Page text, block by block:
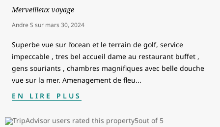
Merveilleux voyage
Andre S sur mars 30, 2024
Superbe vue sur l’ocean et le terrain de golf, service
impeccable , tres bel accueil dame au restaurant buffet ,
gens souriants , chambres magnifiques avec belle douche
vue sur la mer. Amenagement de fleu...
EN LIRE PLUS